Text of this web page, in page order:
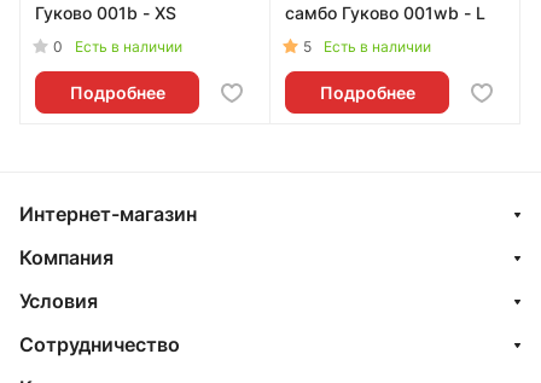
Гуково 001b - XS
0 Есть в наличии
Подробнее
самбо Гуково 001wb - L
5 Есть в наличии
Подробнее
Интернет-магазин
Компания
Условия
Сотрудничество